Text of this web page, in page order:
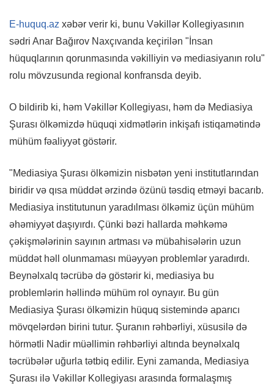
E-huquq.az xəbər verir ki, bunu Vəkillər Kollegiyasının
sədri Anar Bağırov Naxçıvanda keçirilən "İnsan
hüquqlarının qorunmasında vəkilliyin və mediasiyanın rolu"
rolu mövzusunda regional konfransda deyib.
O bildirib ki, həm Vəkillər Kollegiyası, həm də Mediasiya
Şurası ölkəmizdə hüquqi xidmətlərin inkişafı istiqamətində
mühüm fəaliyyət göstərir.
"Mediasiya Şurası ölkəmizin nisbətən yeni institutlarından
biridir və qısa müddət ərzində özünü təsdiq etməyi bacarıb.
Mediasiya institutunun yaradılması ölkəmiz üçün mühüm
əhəmiyyət daşıyırdı. Çünki bəzi hallarda məhkəmə
çəkişmələrinin sayının artması və mübahisələrin uzun
müddət həll olunmaması müəyyən problemlər yaradırdı.
Beynəlxalq təcrübə də göstərir ki, mediasiya bu
problemlərin həllində mühüm rol oynayır. Bu gün
Mediasiya Şurası ölkəmizin hüquq sistemində aparıcı
mövqelərdən birini tutur. Şuranın rəhbərliyi, xüsusilə də
hörmətli Nadir müəllimin rəhbərliyi altında beynəlxalq
təcrübələr uğurla tətbiq edilir. Eyni zamanda, Mediasiya
Şurası ilə Vəkillər Kollegiyası arasında formalaşmış